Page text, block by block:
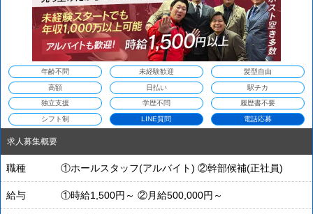
年齢不問 未経験歓迎 髪型自由
高額 日払い 駅チカ
独立支援 学歴不問 履歴書不要
シフト制 LINE質問 電話応募
求人募集概要
職種 ①ホールスタッフ(アルバイト) ②幹部候補(正社員)
給与 ①時給1,500円～ ②月給500,000円～